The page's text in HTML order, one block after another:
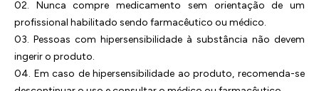
02. Nunca compre medicamento sem orientação de um
profissional habilitado sendo farmacêutico ou médico.
03. Pessoas com hipersensibilidade à substância não devem
ingerir o produto.
04. Em caso de hipersensibilidade ao produto, recomenda-se